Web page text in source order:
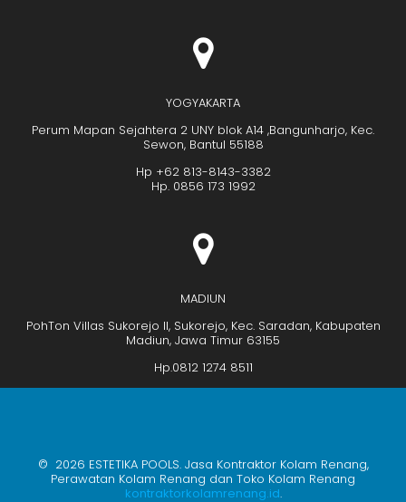
YOGYAKARTA
Perum Mapan Sejahtera 2 UNY blok A14 ,Bangunharjo, Kec.
Sewon, Bantul 55188
Hp +62 813-8143-3382
Hp. 0856 173 1992
MADIUN
PohTon Villas Sukorejo II, Sukorejo, Kec. Saradan, Kabupaten
Madiun, Jawa Timur 63155
Hp.0812 1274 8511
© 2026 ESTETIKA POOLS. Jasa Kontraktor Kolam Renang,
Perawatan Kolam Renang dan Toko Kolam Renang
kontraktorkolamrenang.id.